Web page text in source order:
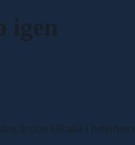
igen
är hon tillbaka i